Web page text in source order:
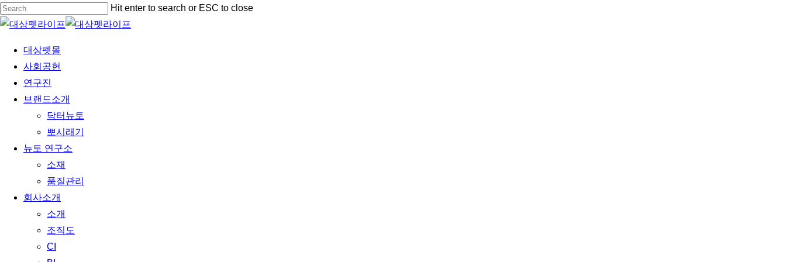
Skip
to
content
Hit enter to search or ESC to close
Close
Menu 대상펫몰
사회공헌
연구진
브랜드소개
닥터뉴토
뽀시래기
뉴토 연구소
소재
품질관리
회사소개
소개
조직도
CI